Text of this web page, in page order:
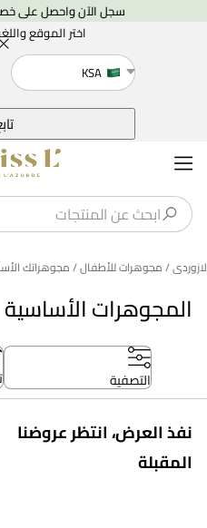
سجل الآن واحصل على خصم 10٪ على طلبك
اختر الموقع
KSA
المجوهرات الأساسية
لازوردى/ مجوهرات للأطفال/ مجوهراتك
التصفية
نفذ العرض، انتظر عروضنا
المقبلة